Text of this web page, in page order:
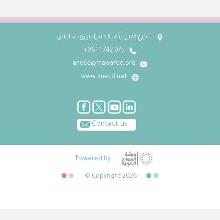
شارع إميل إدّه، الحمرا، بيروت، لبنان
075 742 1 961+
anecd@mawared.org
www.anecd.net
Contact us
Powered by:
© Copyright 2026